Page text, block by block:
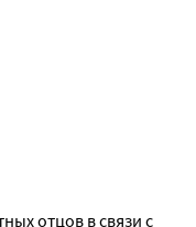
отцов в связи с